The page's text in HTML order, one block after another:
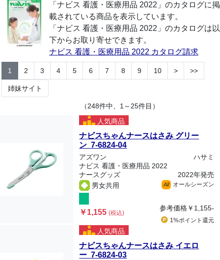
「ナビス 看護・医療用品 2022」のカタログに掲
載されている商品を表示しています。
「ナビス 看護・医療用品 2022」のカタログは以
下からお取り寄せできます。
ナビス 看護・医療用品 2022 カタログ請求
1 2 3 4 5 6 7 8 9 10 > >>
姉妹サイト
（248件中、1～25件目）
人気商品
ナビスちゃんナースはさみ グリー
ン 7-6824-04
アズワン
ハサミ
ナビス 看護・医療用品 2022
ナースグッズ
2022年発売
男女共用
All オールシーズン
￥1,155(税込)
参考価格￥1,155-
1%ポイント 還元
人気商品
ナビスちゃんナースはさみ イエロ
ー 7-6824-03